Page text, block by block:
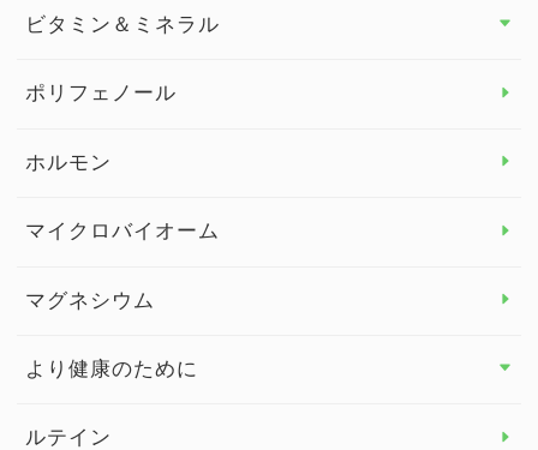
健康セミナー
ビタミン＆ミネラル
ビタミン＆ミネラル トップ
ビタミンE
ポリフェノール
ホルモン
マイクロバイオーム
マグネシウム
より健康のために
より健康のために トップ
ルテイン